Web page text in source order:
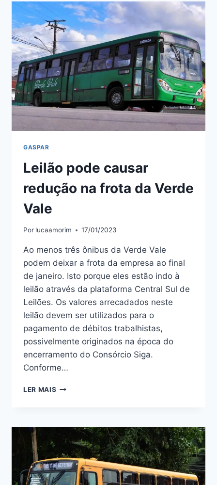
TRANSPORTE
INTERMUNICIPAL
GASPAR
Leilão pode causar
redução na frota da Verde
Vale
Por lucaamorim 17/01/2023
Ao menos três ônibus da Verde Vale
podem deixar a frota da empresa ao final
de janeiro. Isto porque eles estão indo à
leilão através da plataforma Central Sul de
Leilões. Os valores arrecadados neste
leilão devem ser utilizados para o
pagamento de débitos trabalhistas,
possivelmente originados na época do
encerramento do Consórcio Siga.
Conforme…
LER MAIS LEILÃO
NA
FROTA
VERDE
VALE